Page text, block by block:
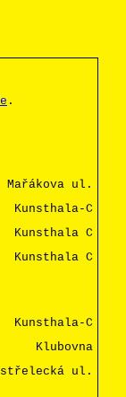
.
Mařákova ul.
Kunsthala-C
Kunsthala C
Kunsthala C
Kunsthala-C
Klubovna
ul.